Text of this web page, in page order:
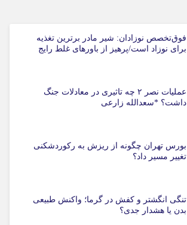
فوق‌تخصص نوزادان: شیر مادر برترین تغذیه
برای نوزاد است/پرهیز از باورهای غلط رایج
عملیات نصر ۲ چه تاثیری در معادلات جنگ
داشت؟ *سعدالله زارعی
بورس تهران چگونه از ریزش به رکوردشکنی
تغییر مسیر داد؟
تنگی انگشتر و کفش در گرما؛ واکنش طبیعی
بدن یا هشدار جدی؟